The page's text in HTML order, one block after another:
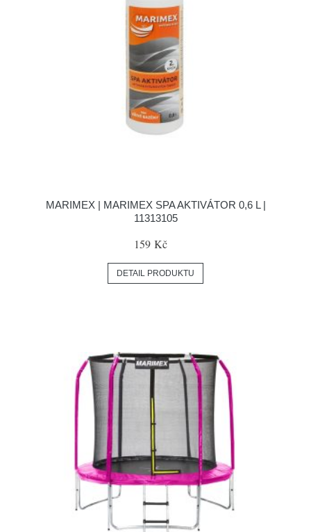
MARIMEX | MARIMEX SPA AKTIVÁTOR 0,6 L |
11313105
159 Kč
DETAIL PRODUKTU